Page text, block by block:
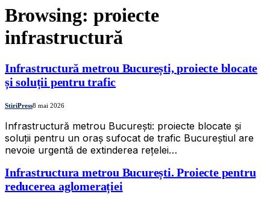
Browsing: proiecte
infrastructură
Infrastructură metrou București, proiecte blocate
și soluții pentru trafic
StiriPress8 mai 2026
Infrastructură metrou București: proiecte blocate și
soluții pentru un oraș sufocat de trafic Bucureștiul are
nevoie urgentă de extinderea rețelei…
Infrastructura metrou București. Proiecte pentru
reducerea aglomerației